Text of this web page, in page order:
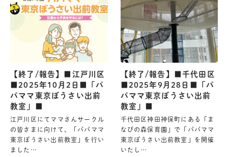
【終了/報告】■江戸川区
■2025年10月2日■「パ
パママ東京ぼうさい出前
教室」■
江戸川区にてママさんサークル
の皆さまに向けて、「パパママ
東京ぼうさい出前教室」を行い
ました…
【終了/報告】■千代田区
■2025年9月28日■「パ
パママ東京ぼうさい出前
教室」■
千代田区神田神保町にある「ま
なびの森保育園」で「パパママ
東京ぼうさい出前教室」を開催
いたし…